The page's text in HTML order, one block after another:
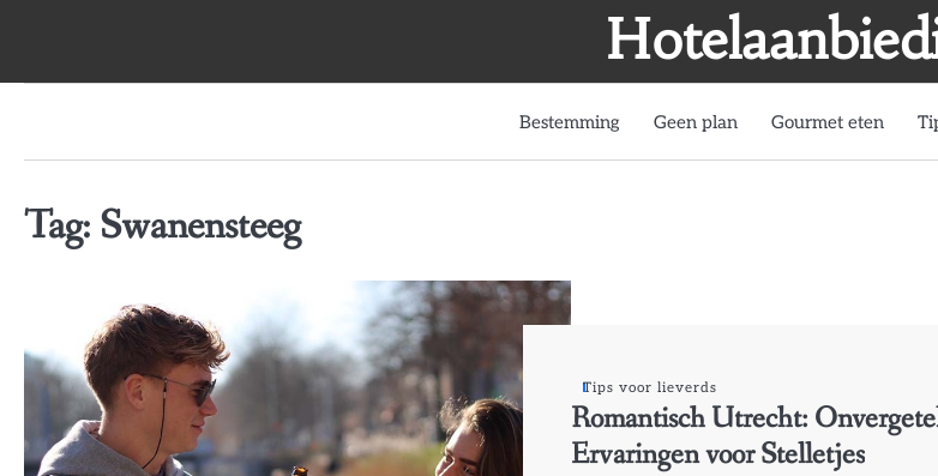
Bestemming Geen plan Gourmet eten
Tag: Swanensteeg
Tips voor lieverds
Romantisch Utrecht:
Ervaringen voor Stelletjes